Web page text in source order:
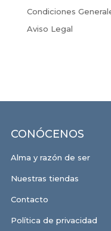
Condiciones
Aviso Legal
CONÓCENOS
Alma y razón de ser
Nuestras tiendas
Contacto
Política de privacidad